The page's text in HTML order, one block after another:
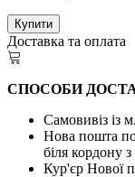
Купити
Доставка та оплата
СПОСОБИ
Самовивіз із
Нова пошта по
біля кордону
Кур'єр Нової